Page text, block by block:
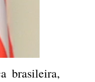
brasileira,